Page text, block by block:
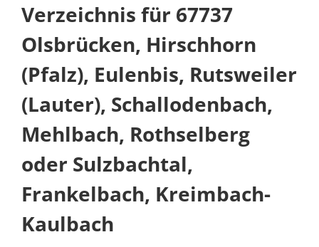
Verzeichnis für 67737
Olsbrücken, Hirschhorn
(Pfalz), Eulenbis, Rutsweiler
(Lauter), Schallodenbach,
Mehlbach, Rothselberg
oder Sulzbachtal,
Frankelbach, Kreimbach-
Kaulbach